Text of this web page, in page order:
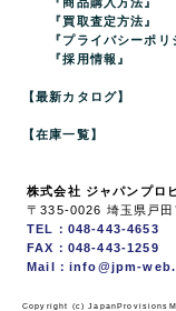
『買取査定方法』
『プライバシーポリ
『採用情報』
【最新カタログ】
【在庫一覧】
株式会社 ジャパンプロ
〒335-0026 埼玉県戸
TEL：048-443-4653
FAX：048-443-1259
Mail：info@jpm-
Copyright (c)